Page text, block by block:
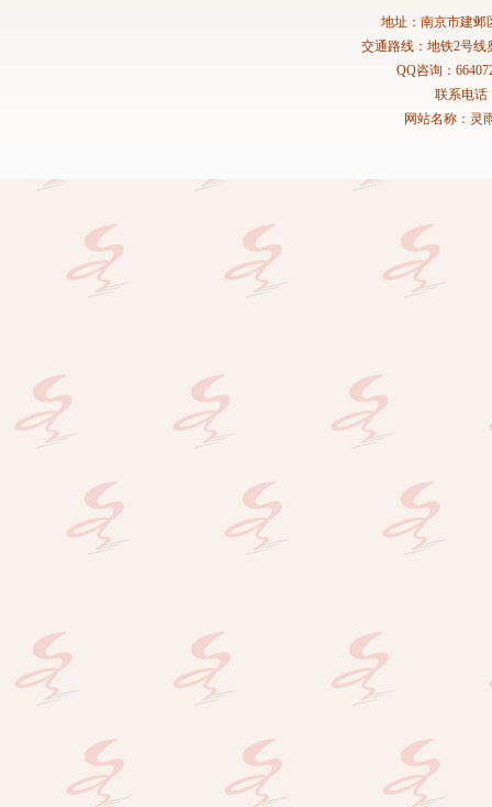
地址：南京市建邺
交通路线：地铁2号线
QQ咨询：
联系电话
网站名称：灵